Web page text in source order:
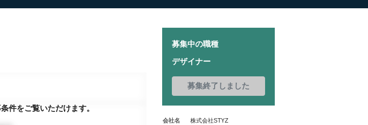
件をご覧いただけます。
募集中の職種
デザイナー
募集終了しました
会社名 株式会社STYZ